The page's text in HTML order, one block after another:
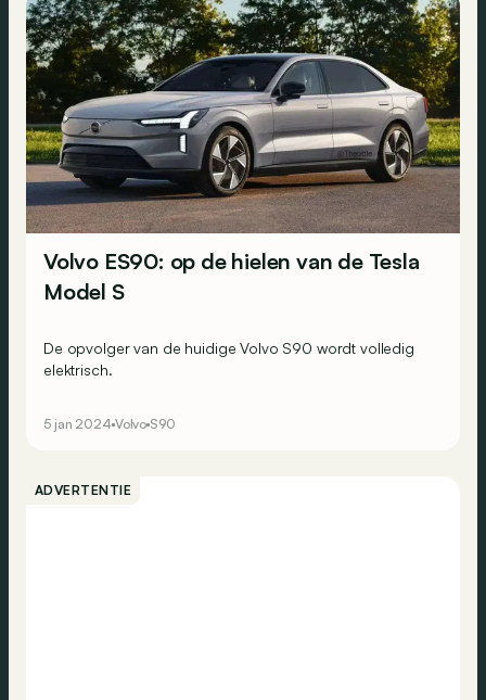
Volvo ES90: op de hielen van de Tesla
Model S
De opvolger van de huidige Volvo S90 wordt volledig
elektrisch.
5 jan 2024 Volvo S90
ADVERTENTIE